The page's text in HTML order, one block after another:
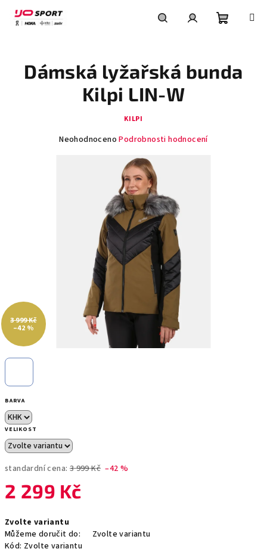
obsah
košík
BARVA
VELIKOST
standardní cena: 3 999 Kč –42 %
2 299 Kč
cena:
Zvolte variantu
Můžeme doručit do:
Zvolte variantu
Kód: Zvolte variantu
Dámská lyžařská bunda
Kilpi LIN-W
KILPI
Průměrné
Neohodnoceno Podrobnosti hodnocení
3 999 Kč
–42 %